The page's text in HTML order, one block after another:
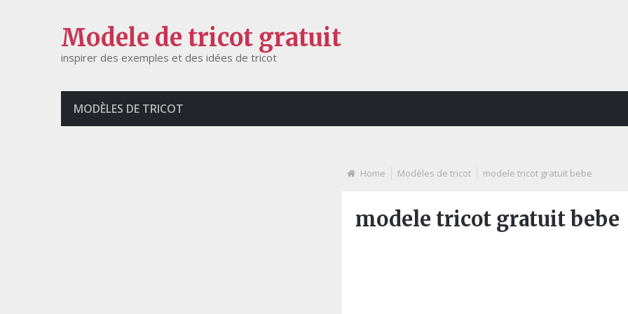
Modele de tricot gratuit
inspirer des exemples et des idées de tricot
MODÈLES DE TRICOT
Home Modèles de tricot modele tricot gratuit bebe
modele tricot gratuit bebe